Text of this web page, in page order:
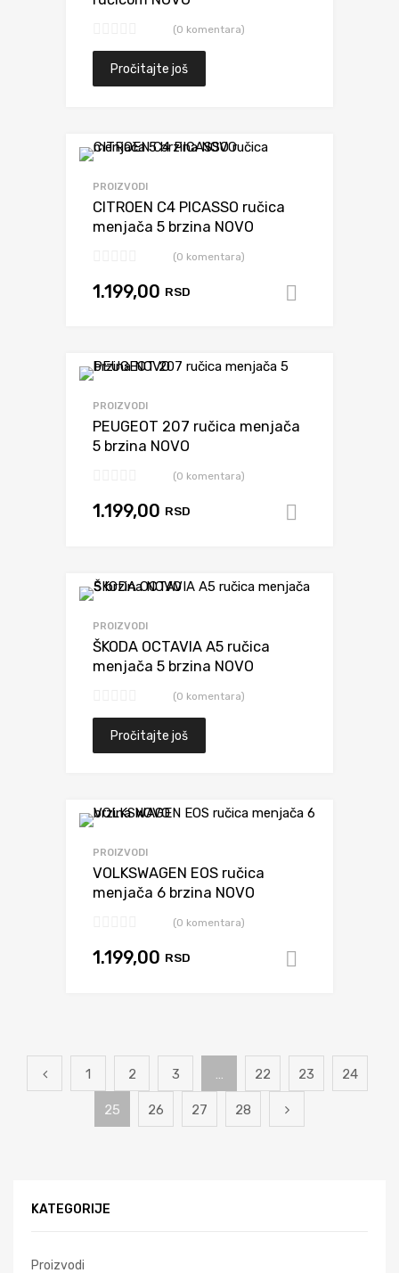
(0 komentara)
Pročitajte još
PROIZVODI
CITROEN C4 PICASSO ručica
menjača 5 brzina NOVO
(0 komentara)
1.199,00 RSD
PROIZVODI
PEUGEOT 207 ručica menjača
5 brzina NOVO
(0 komentara)
1.199,00 RSD
PROIZVODI
ŠKODA OCTAVIA A5 ručica
menjača 5 brzina NOVO
(0 komentara)
Pročitajte još
PROIZVODI
VOLKSWAGEN EOS ručica
menjača 6 brzina NOVO
(0 komentara)
1.199,00 RSD
1 2 3 … 22 23 24
25 26 27 28
KATEGORIJE
Proizvodi